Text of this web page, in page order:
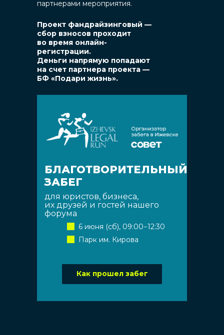
партнерами мероприятия.
Проект фандрайзинговый —
сбор взносов проходит
во время онлайн-
регистрации.
Деньги напрямую попадают
на счет партнера проекта —
БФ «Подари жизнь».
для юристов, бизнеса,
их друзей и гостей нашего
форума
БЛАГОТВОРИТЕЛЬНЫЙ
ЗАБЕГ
Как прошел забег
6 июня (сб), 09:00−12:30
Парк им. Кирова